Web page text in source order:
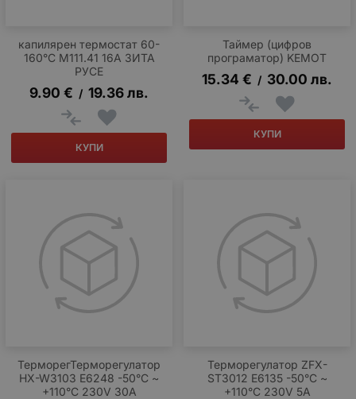
капилярен термостат 60-
160°С М111.41 16A ЗИТА
РУСЕ
9.90 € / 19.36лв.
КУПИ
Таймер (цифров
програматор) KEMOT
15.34 € / 30.00 лв.
КУПИ
ТерморегТерморегулатор
HX-W3103 E6248 -50°C ~
+110°C 230V 30A
Терморегулатор ZFX-
ST3012 E6135 -50°C ~
+110°C 230V 5A